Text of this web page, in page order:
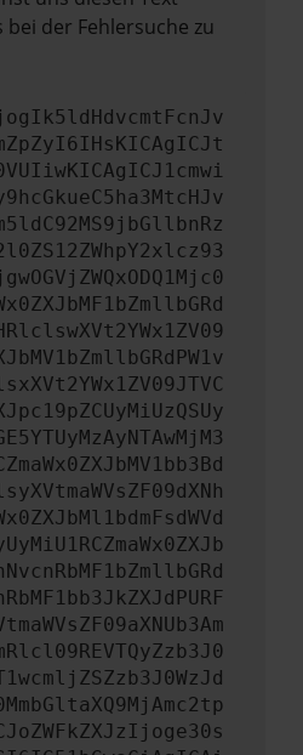
bei der Fehlersuche zu